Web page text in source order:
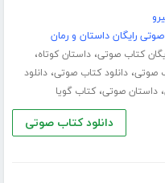
رایگان داستان و رمان
کتاب صوتی،داستان کوتاه،
صوتی،دانلود کتاب صوتی،دانلود
،داستان صوتی،کتاب گویا
دانلود کتاب صوتی